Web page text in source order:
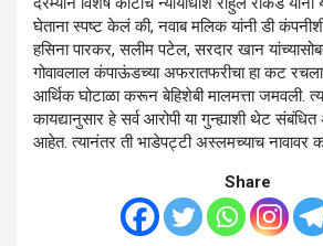
घेताना स्पष्ट केलं की, नवाब मलिक यांनी डी
हसिना पारकर, सलीम पटेल, सरदार खान
गोवावलाल कंपाऊंडच्या अफरातफरीचा हा कट रचला.
आर्थिक घोटाळा करून बेहिशेबी मालमत्ता जमवली.
कायद्यानुसार हे सर्व आरोपी या गुन्ह्याशी थेट
आहेत. त्यानंतर ती भाडेपट्टी अस्लमच्याच नावावर
Share